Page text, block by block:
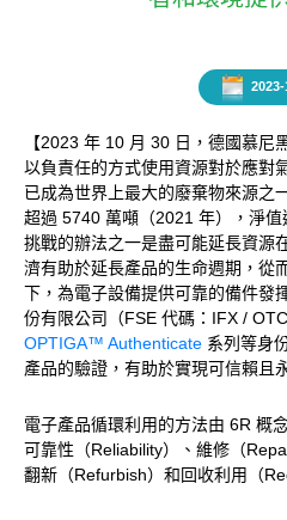
【2023 年 10 月 30 日，德國慕尼
以負責任的方式使用資源對於應對
已成為世界上最大的廢棄物來源之
超過 5740 萬噸（2021 年），淨
挑戰的辦法之一是盡可能延長資源
濟有助於延長產品的生命週期，從
下，為電子設備提供可靠的備件發
份有限公司（FSE 代碼：IFX /
OPTIGA™ Authenticate 系列等身
產品的驗證，有助於實現可信賴且
電子產品循環利用的方法由 6R 概
可靠性（Reliability）、維修（
翻新（Refurbish）和回收利用（